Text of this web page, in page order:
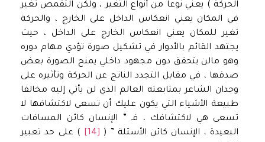
الحركة ) يعني نوعا من أنواع التغير ، ولكن التقمص تغير
في المكان يعني انعكاس الداخل على الخارج ، والحركة
تغير للمكان يعني انعكاس الخارج على الداخل ، حيث
يجتهد القائم بالأدوار في تشكيل صورة تؤدي مهام دوره
وهو مالن يتحقق دون مجهود داخلي يمنح الصورة بعض
صدقها ، في مقابل التجدد الناتج عن الحركة وتأثيره على
وجدان الشاعر بمتابعته العالم الذي لن يأتي إليه مخالفا
طبيعة الأشياء التي يكون عليك أن تسعى لاكتشافها لا
تسعى هي لاكتشافك ، فـ ” الإنسان كائن المسافات
البعيدة ، الإنسان كائن الأسئلة ” ( [14]
) على حد تعبير